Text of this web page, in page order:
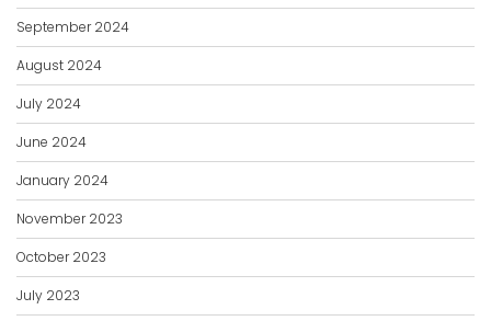
September 2024
August 2024
July 2024
June 2024
January 2024
November 2023
October 2023
July 2023